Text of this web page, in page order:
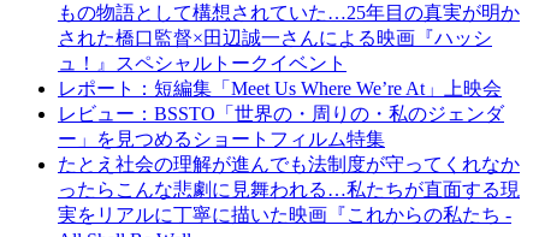
もの物語として構想されていた…25年目の真実が明か
された橋口監督×田辺誠一さんによる映画『ハッシ
ュ！』スペシャルトークイベント
レポート：短編集「Meet Us Where We’re At」上映会
レビュー：BSSTO「世界の・周りの・私のジェンダ
ー」を見つめるショートフィルム特集
たとえ社会の理解が進んでも法制度が守ってくれなか
ったらこんな悲劇に見舞われる…私たちが直面する現
実をリアルに丁寧に描いた映画『これからの私たち -